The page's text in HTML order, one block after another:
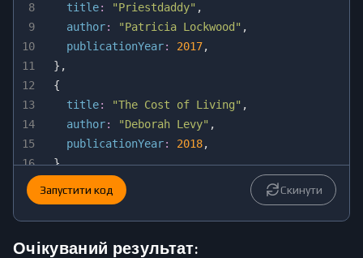
8
9
10
11
12
13
14
15
16
17
18
19
20
title: "Priestdaddy" ,
author: "Patricia Lockwood" ,
publicationYear: 2017,
} ,
{
title: "The Cost of Living" ,
author: "Deborah Levy" ,
publicationYear: 2018,
},
// Sort by `title` in ascending order
sortedByTitleAscending
Запустити код Скинути
Очікуваний результат: